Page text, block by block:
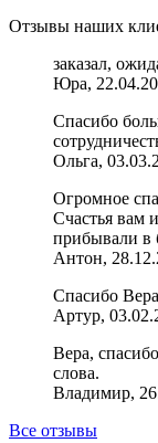
Отзывы наших
заказал,
Юра,
Спасибо
Ольга,
Огромное
Счастья вам
прибывали в
Антон,
Спасибо
Артур,
Вера,
слова.
Владимир,
Все отзывы